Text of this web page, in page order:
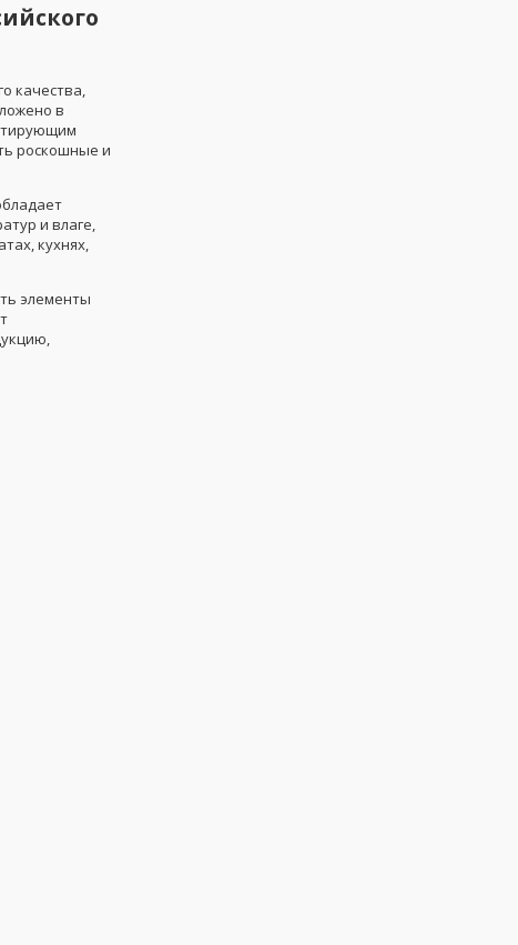
качества,
в
роскошные и
и влаге,
кухнях,
элементы